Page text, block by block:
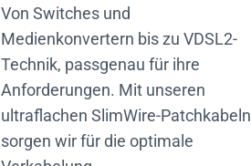
Von Switches und
Medienkonvertern bis zu VDSL2-
Technik, passgenau für ihre
Anforderungen. Mit unseren
ultraflachen SlimWire-Patchkabeln
sorgen wir für die optimale